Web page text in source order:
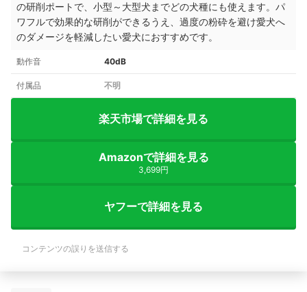
の研削ポートで、小型～大型犬までどの犬種にも使えます。 パ
ワフルで効果的な研削ができるうえ、過度の粉砕を避け愛犬へ
のダメージを軽減したい愛犬におすすめです。
動作音 40dB
付属品 不明
楽天市場で詳細を見る
Amazonで詳細を見る
3,699円
ヤフーで詳細を見る
コンテンツの誤りを送信する